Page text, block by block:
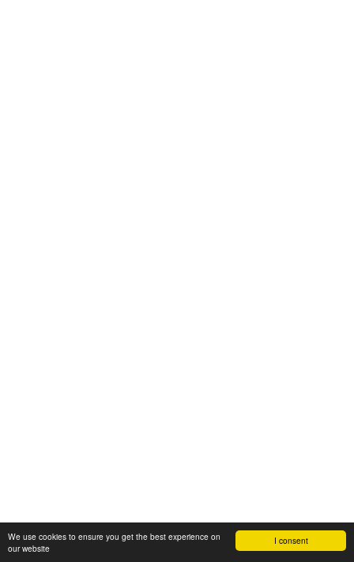
I consent
We use cookies to ensure you get the best experience on
our website